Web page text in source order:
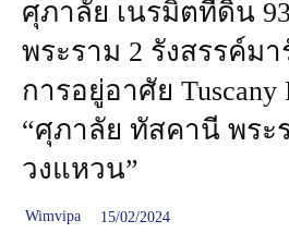
ศุภาลัย เนรมิตที่ดิน
พระราม 2 รังสรรค์ม
การอยู่อาศัย Tuscany
“ศุภาลัย ทัสคานี พระ
วงแหวน”
Wimvipa 15/02/2024